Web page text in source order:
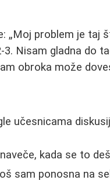
Moj problem je taj
Nisam gladna do
obroka može
učesnicama
kada se to
sam ponosna na